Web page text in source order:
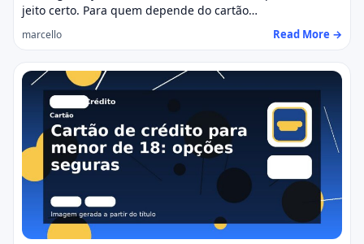
jeito certo. Para quem depende do cartão…
marcello Read More →